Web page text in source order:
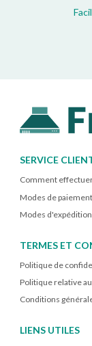
SERVICE
Comment
Modes de paiement
Modes d'expédition
TERMES ET
Politique de
Politique relative
Conditions
LIENS UTILES